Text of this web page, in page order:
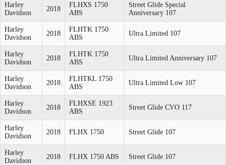
Harley
Davidson
2018
FLHXS 1750
ABS
Street Glide Special
Anniversary 107
Harley
Davidson
2018
FLHTK 1750
ABS
Ultra Limited 107
Harley
Davidson
2018
FLHTK 1750
ABS
Ultra Limited Anniversary 107
Harley
Davidson
2018
FLHTKL 1750
ABS
Ultra Limited Low 107
Harley
Davidson
2018
FLHXSE 1923
ABS
Street Glide CVO 117
Harley
Davidson
2018 FLHX 1750 Street Glide 107
Harley
Davidson
2018 FLHX 1750 ABS Street Glide 107